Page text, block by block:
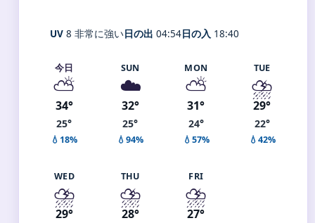
UV 8 非常に強い日の出 04:54日の入 18:40
今日
⛅
34°
25°
💧18%
SUN
☁️
32°
25°
💧94%
MON
⛅
31°
24°
💧57%
TUE
⛈️
29°
22°
💧42%
WED
⛈️
29°
THU
⛈️
28°
FRI
⛈️
27°